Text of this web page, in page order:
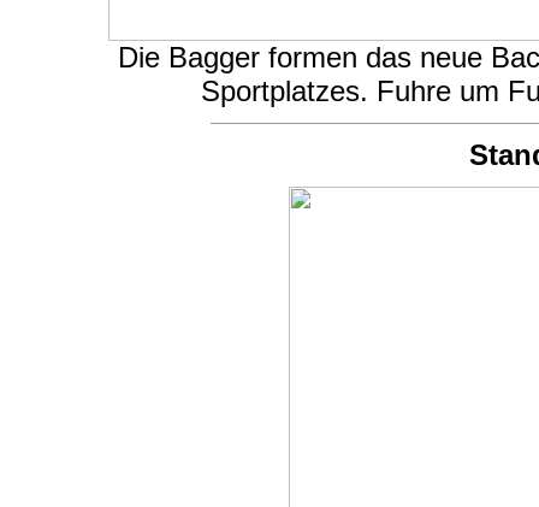
Die Bagger formen das neue
Sportplatzes. Fuhre um